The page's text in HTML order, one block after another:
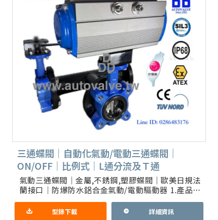
三通蝶閥｜自動化氣動/電動三通蝶閥｜
ON/OFF｜比例式｜L通分流及Ｔ通
氣動三通蝶閥｜金屬,不銹鋼,塑膠蝶閥｜歐美日規法
蘭接口｜防爆防水鋁合金氣動/電動驅動器 1.產品重
點：三通蝶閥Ｔ通或L通流向切換控制｜比例式流量
分配控制｜電動操
型錄下載 詳細資訊